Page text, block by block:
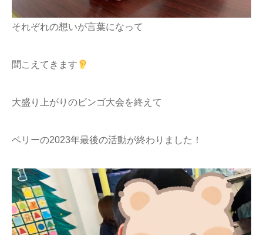
それぞれの想いが言葉になって
聞こえてきます
大盛り上がりのビンゴ大会を終えて
ベリーの2023年最後の活動が終わりました！